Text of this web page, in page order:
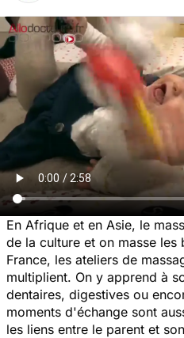
En Afrique et en Asie, le
de la culture et on masse les
France, les ateliers de
multiplient. On y apprend à
dentaires, digestives ou
moments d'échange sont
les liens entre le parent et